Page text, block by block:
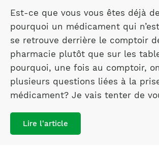
Est-ce que vous vous êtes déjà
pourquoi un médicament qui
se retrouve derrière le comptoir
pharmacie plutôt que sur les
pourquoi, une fois au comptoir,
plusieurs questions liées à la
médicament? Je vais tenter de
Lire l'article